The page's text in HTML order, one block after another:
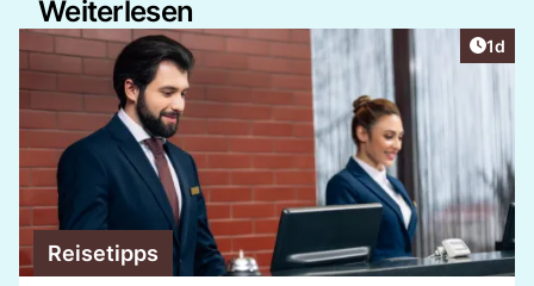
Weiterlesen
1d
Reisetipps